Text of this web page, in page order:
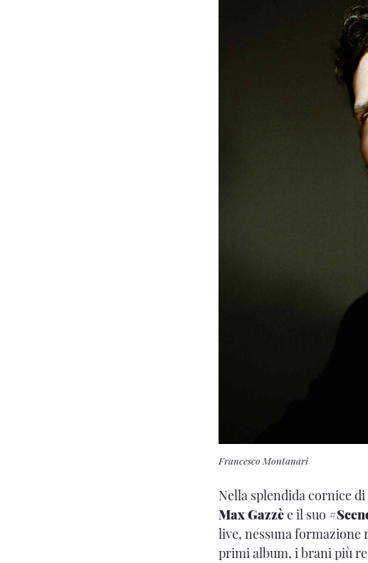
Francesco Montanari
Nella splendida cornice
Max Gazzèe il suo
live, nessuna formazione
primi album, i brani più